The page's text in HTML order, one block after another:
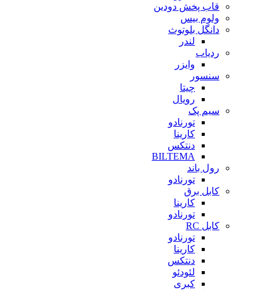
قاب پخش دودین
ولوم بیس
دانگل بلوتوث
لندر
ردیاب
وایزر
سنسور
چیتا
رویال
سیم پک
تورنادو
کارینا
دنتکس
BILTEMA
رول باند
تورنادو
کابل برق
کارینا
تورنادو
کابل RC
تورنادو
کارینا
دنتکس
لئودئو
کبری